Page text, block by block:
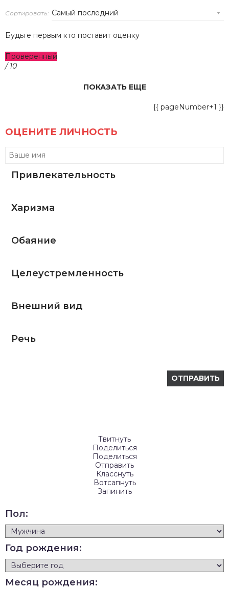
Сортировать:
Будьте первым кто поставит оценку
Проверенный
/ 10
ПОКАЗАТЬ ЕЩЕ
{{ pageNumber+1 }}
ОЦЕНИТЕ ЛИЧНОСТЬ
Привлекательность
Харизма
Обаяние
Целеустремленность
Внешний вид
Речь
Твитнуть
Поделиться
Поделиться
Отправить
Класснуть
Вотсапнуть
Запинить
Пол:
Год рождения:
Месяц рождения: